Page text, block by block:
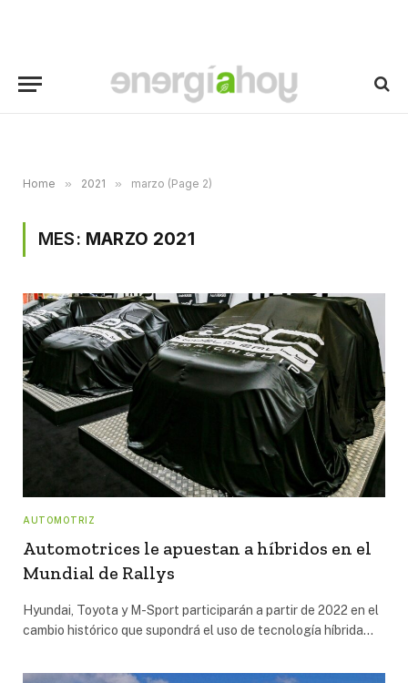
Home » 2021 » marzo (Page 2)
MES: MARZO 2021
AUTOMOTRIZ
Automotrices le apuestan a híbridos en el
Mundial de Rallys
Hyundai, Toyota y M-Sport participarán a partir de 2022 en el
cambio histórico que supondrá el uso de tecnología híbrida…